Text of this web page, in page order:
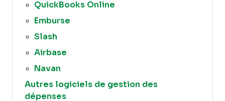
QuickBooks Online
Emburse
Slash
Airbase
Navan
Autres logiciels de gestion des
dépenses